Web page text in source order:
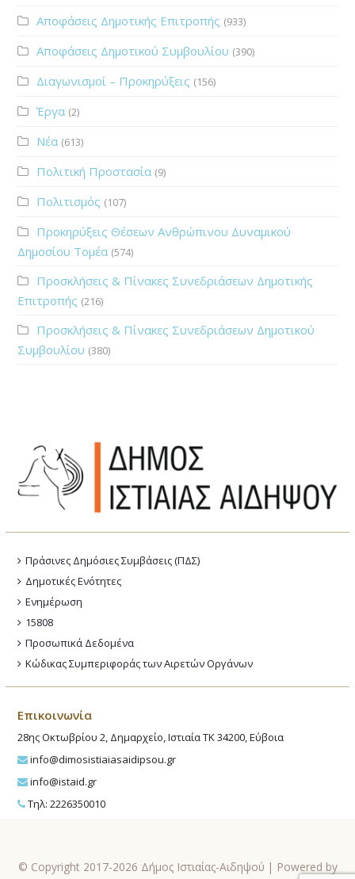
Αποφάσεις Δημοτικής Επιτροπής (933)
Αποφάσεις Δημοτικού Συμβουλίου (390)
Διαγωνισμοί – Προκηρύξεις (156)
Έργα (2)
Νέα (613)
Πολιτική Προστασία (9)
Πολιτισμός (107)
Προκηρύξεις Θέσεων Ανθρώπινου Δυναμικού
Δημοσίου Τομέα (574)
Προσκλήσεις & Πίνακες Συνεδριάσεων Δημοτικής
Επιτροπής (216)
Προσκλήσεις & Πίνακες Συνεδριάσεων Δημοτικού
Συμβουλίου (380)
Πράσινες Δημόσιες Συμβάσεις (ΠΔΣ)
Δημοτικές Ενότητες
Ενημέρωση
15808
Προσωπικά Δεδομένα
Κώδικας Συμπεριφοράς των Αιρετών Οργάνων
Επικοινωνία
28ης Οκτωβρίου 2, Δημαρχείο, Ιστιαία ΤΚ 34200, Εύβοια
info@dimosistiaiasaidipsou.gr
info@istaid.gr
Τηλ: 2226350010
© Copyright 2017-2026 Δήμος Ιστιαίας-Αιδηψού | Powered by